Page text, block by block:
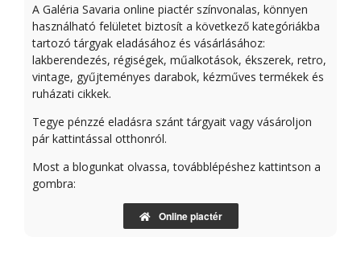
A Galéria Savaria online piactér színvonalas, könnyen
használható felületet biztosít a következő kategóriákba
tartozó tárgyak eladásához és vásárlásához:
lakberendezés, régiségek, műalkotások, ékszerek, retro,
vintage, gyűjteményes darabok, kézműves termékek és
ruházati cikkek.
Tegye pénzzé eladásra szánt tárgyait vagy vásároljon
pár kattintással otthonról.
Most a blogunkat olvassa, továbblépéshez kattintson a
gombra:
Online piactér